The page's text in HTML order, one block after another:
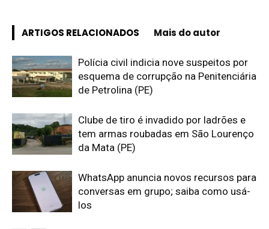
ARTIGOS RELACIONADOS Mais do autor
Polícia civil indicia nove suspeitos por
esquema de corrupção na Penitenciária
de Petrolina (PE)
Clube de tiro é invadido por ladrões e
tem armas roubadas em São Lourenço
da Mata (PE)
WhatsApp anuncia novos recursos para
conversas em grupo; saiba como usá-
los